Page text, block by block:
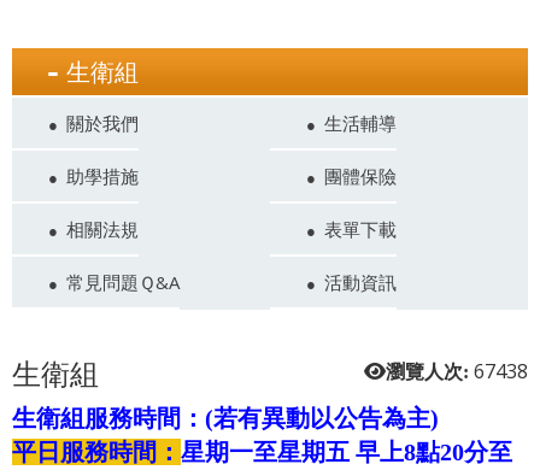
生衛組
關於我們 生活輔導
助學措施 團體保險
相關法規 表單下載
常見問題Ｑ&A 活動資訊
瀏覽人次: 67438
生衛組
生衛組服務時間：(若有異動以公告為主)
平日服務時間： 星期一至星期五 早上8點20分至